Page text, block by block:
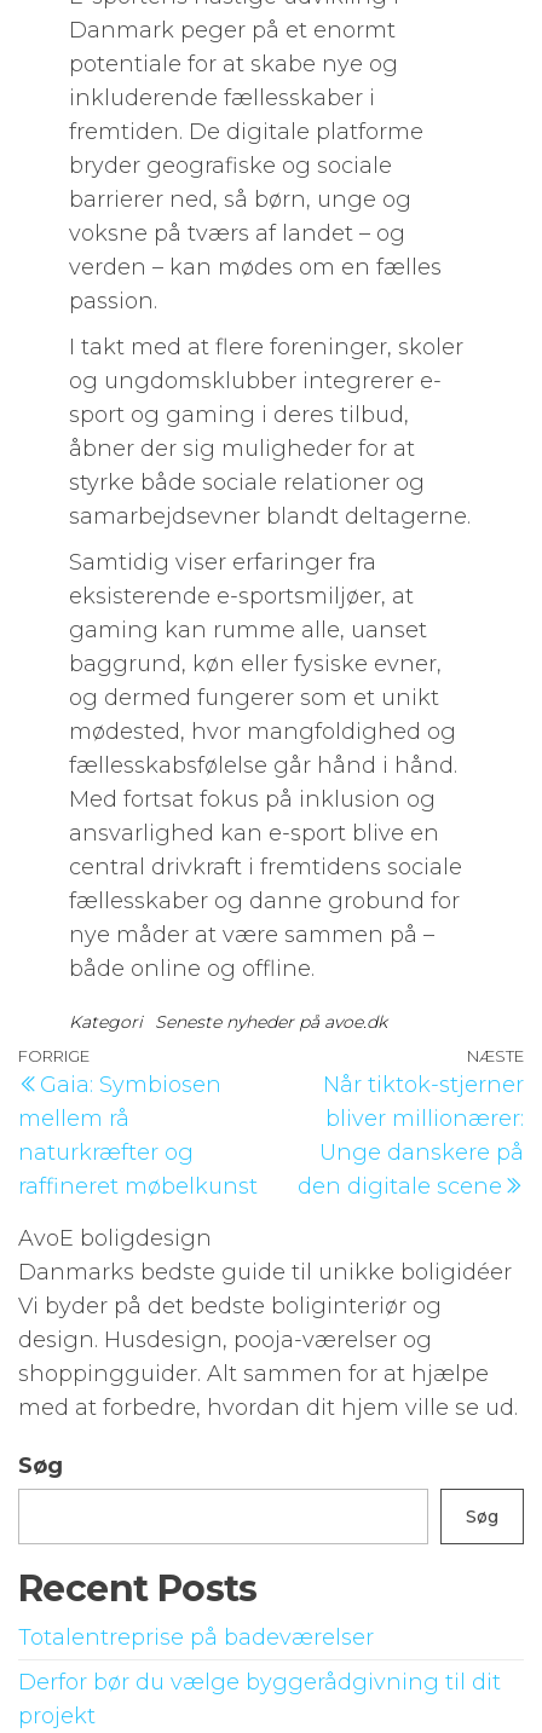
Danmark peger på et enormt
potentiale for at skabe nye og
inkluderende fællesskaber i
fremtiden. De digitale platforme
bryder geografiske og sociale
barrierer ned, så børn, unge og
voksne på tværs af landet – og
verden – kan mødes om en fælles
passion.
I takt med at flere foreninger, skoler
og ungdomsklubber integrerer e-
sport og gaming i deres tilbud,
åbner der sig muligheder for at
styrke både sociale relationer og
samarbejdsevner blandt deltagerne.
Samtidig viser erfaringer fra
eksisterende e-sportsmiljøer, at
gaming kan rumme alle, uanset
baggrund, køn eller fysiske evner,
og dermed fungerer som et unikt
mødested, hvor mangfoldighed og
fællesskabsfølelse går hånd i hånd.
Med fortsat fokus på inklusion og
ansvarlighed kan e-sport blive en
central drivkraft i fremtidens sociale
fællesskaber og danne grobund for
nye måder at være sammen på –
både online og offline.
Kategori Seneste nyheder på avoe.dk
Indlægsnavigation
Forrige
indlæg
FORRIGE
Gaia: Symbiosen
mellem rå
naturkræfter og
raffineret møbelkunst
NÆSTE
Når tiktok-stjerner
bliver millionærer:
Unge danskere på
den digitale scene
AvoE boligdesign
Danmarks bedste guide til unikke boligidéer
Vi byder på det bedste boliginteriør og
design. Husdesign, pooja-værelser og
shoppingguider. Alt sammen for at hjælpe
med at forbedre, hvordan dit hjem ville se ud.
Søg
Søg
Recent Posts
Totalentreprise på badeværelser
Derfor bør du vælge byggerådgivning til dit
projekt